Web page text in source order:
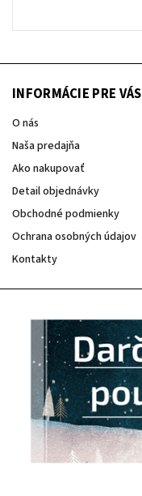
INFORMÁCIE PRE VÁS
O nás
Naša predajňa
Ako nakupovať
Detail objednávky
Obchodné podmienky
Ochrana osobných údajov
Kontakty